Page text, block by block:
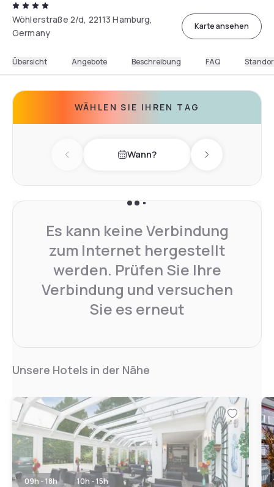
Wöhlerstraße 2/d, 22113 Hamburg,
Germany
Karte ansehen
Übersicht Angebote Beschreibung FAQ
WÄHLEN SIE IHREN TAG
Previous day Wann? Next day
Es kann keine Verbindung
zum Internet hergestellt
werden. Prüfen Sie Ihre
Verbindung und versuchen
Sie es erneut
Unsere Hotels in der Nähe
09h - 18h 10h - 15h